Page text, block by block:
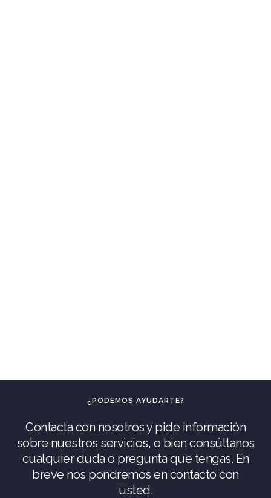
¿PODEMOS AYUDARTE?
Contacta con nosotros y pide información
sobre nuestros servicios, o bien consúltanos
cualquier duda o pregunta que tengas. En
breve nos pondremos en contacto con
usted.